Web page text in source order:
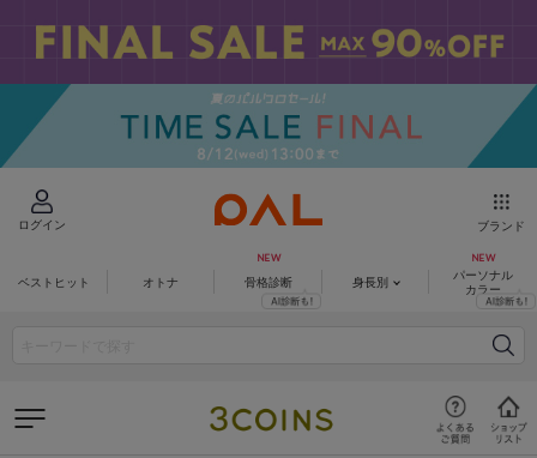
ログイン ブランド
ベストヒット オトナ 骨格診断 身長別
パーソナル
カラー